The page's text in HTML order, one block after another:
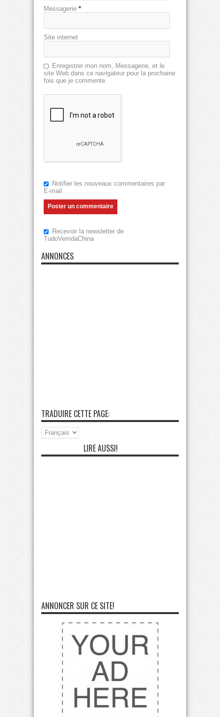
Messagerie *
Site internet
Enregistrer mon nom, Messagerie, et le
site Web dans ce navigateur pour la prochaine
fois que je commente.
Notifier les nouveaux commentaires par
E-mail
Recevoir la newsletter de
TudoVemdaChina
ANNONCES
TRADUIRE CETTE PAGE:
LIRE AUSSI!
ANNONCER SUR CE SITE!